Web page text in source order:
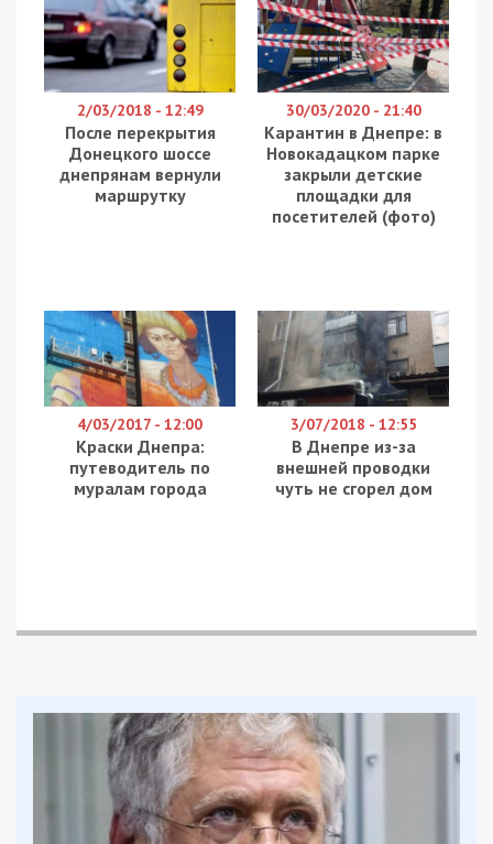
Сегодня Ани не стало. С ней было всегда интересно и
легко, даже когда ей было совсем нелегко. Красивый во
всех отношениях человек. Мне будет не хватать тебя.
Безумно жаль.
Аня мечтала сходить в оперный театр на оперу, в
музей АТО и выпить со мной кофе в кафе. Я пыталась, но
так и не смогла это организовать. Так как дорога из
Желтых вод плохая, а тряска для ее позвоночника была
опасна. Рассматривали вариант вертолета, но там
врачи сказали тоже будет вибрация. А до поезда дорога
плохая через мост и тоже нельзя было. Вот так.
Спасибо всем, кто помогал эти годы. Аня никогда
ничего не просила и безумно ценила эту помощь. Всегда
восторгалась хорошими людьми, – пишет Хазан.
организовывала благотворительные визиты в
местный хоспис. Также в апреле 2019 она издала
свою книгу – городское фэнтези “Амальгама”. В
последние годы Анна тяжело болела.
Скончалсяизвестный нападающий
“Днепра”
Коронавирус в Днепре:скончался
известный благотворитель